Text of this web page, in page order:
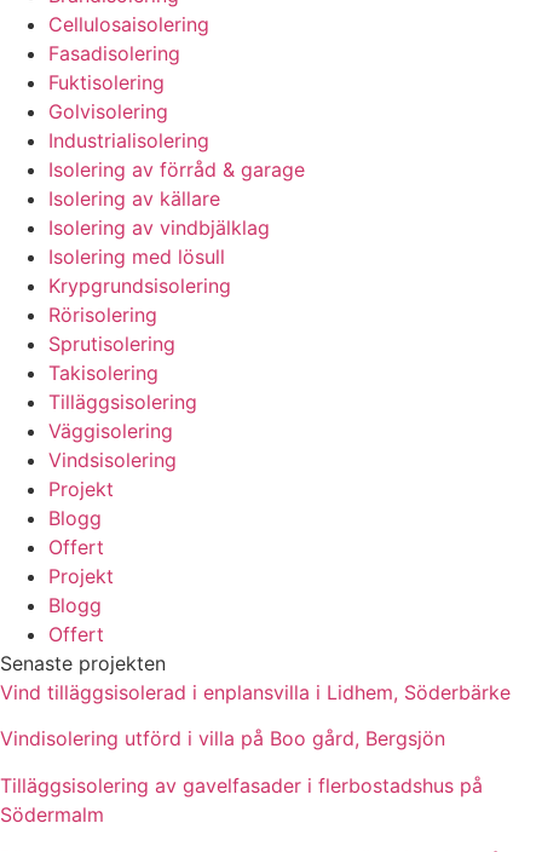
Cellulosaisolering
Fasadisolering
Fuktisolering
Golvisolering
Industrialisolering
Isolering av förråd & garage
Isolering av källare
Isolering av vindbjälklag
Isolering med lösull
Krypgrundsisolering
Rörisolering
Sprutisolering
Takisolering
Tilläggsisolering
Väggisolering
Vindsisolering
Projekt
Blogg
Offert
Projekt
Blogg
Offert
Senaste projekten
Vind tilläggsisolerad i enplansvilla i Lidhem, Söderbärke
Vindisolering utförd i villa på Boo gård, Bergsjön
Tilläggsisolering av gavelfasader i flerbostadshus på
Södermalm